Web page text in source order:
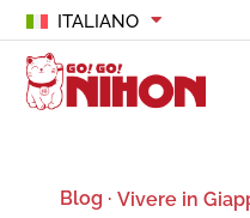
ITALIANO
Blog · Vivere in